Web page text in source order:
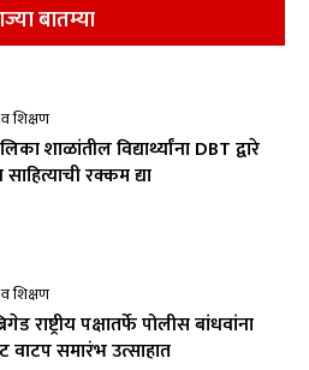
बातम्या
शिक्षण
शाळांतील विद्यार्थ्यांना DBT द्वारे
रक्कम द्या
शिक्षण
राष्ट्रीय पक्षातर्फे पोलीस बांधवांना
वाटप समारंभ उत्साहात